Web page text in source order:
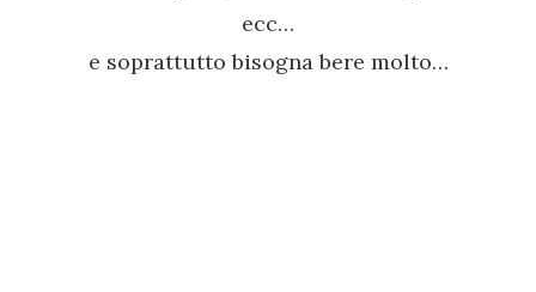
ecc…
e soprattutto bisogna bere molto…